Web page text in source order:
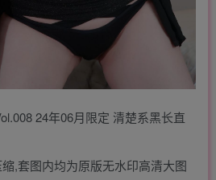
24年06月限定 清楚系黑长直
,套图内均为原版无水印高清大图